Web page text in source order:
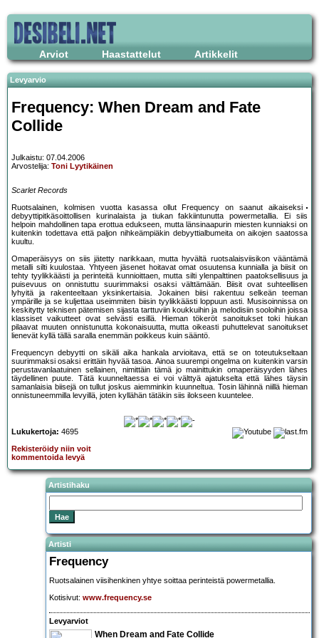
Arviot Haastattelut Artikkelit
Levyarvio
Frequency: When Dream and Fate
Collide
Julkaistu: 07.04.2006
Arvostelija: Toni Lyytikäinen
Scarlet Records
Ruotsalainen, kolmisen vuotta kasassa ollut Frequency on saanut aikaiseksi
debyyttipitkäsoittollisen kurinalaista ja tiukan fakkiintunutta powermetallia. Ei siis
helpoin mahdollinen tapa erottua edukseen, mutta länsinaapurin miesten kunniaksi on
kuitenkin todettava että paljon nihkeämpiäkin debyyttialbumeita on aikojen saatossa
kuultu.
Omaperäisyys on siis jätetty narikkaan, mutta hyvältä ruotsalaisviisikon vääntämä
metalli silti kuulostaa. Yhtyeen jäsenet hoitavat omat osuutensa kunnialla ja biisit on
tehty tyylikkäästi ja perinteitä kunnioittaen, mutta silti ylenpalttinen paatoksellisuus ja
puisevuus on onnistuttu suurimmaksi osaksi välttämään. Biisit ovat suhteellisen
lyhyitä ja rakenteeltaan yksinkertaisia. Jokainen biisi rakentuu selkeän teeman
ympärille ja se kuljettaa useimmiten biisin tyylikkäästi loppuun asti. Musisoinnissa on
keskitytty teknisen pätemisen sijasta tarttuviin koukkuihin ja melodisiin sooloihin joissa
klassiset vaikutteet ovat selvästi esillä. Hieman tökeröt sanoitukset toki hiukan
pilaavat muuten onnistunutta kokonaisuutta, mutta oikeasti puhuttelevat sanoitukset
lienevät kyllä tällä saralla enemmän poikkeus kuin sääntö.
Frequencyn debyytti on sikäli aika hankala arvioitava, että se on toteutukseltaan
suurimmaksi osaksi erittäin hyvää tasoa. Ainoa suurempi ongelma on kuitenkin varsin
perustavanlaatuinen sellainen, nimittäin tämä jo mainittukin omaperäisyyden lähes
täydellinen puute. Tätä kuunneltaessa ei voi välttyä ajatukselta että lähes täysin
samanlaisia biisejä on tullut joskus aiemminkin kuunneltua. Tosin lähinnä niillä hieman
onnistuneemmilla levyillä, joten kyllähän tätäkin siis ilokseen kuuntelee.
Lukukertoja: 4695
Rekisteröidy niin voit
kommentoida levyä
Artistihaku
Artisti
Frequency
Ruotsalainen viisihenkinen yhtye soittaa perinteistä powermetallia.
Kotisivut: www.frequency.se
Levyarviot
When Dream and Fate Collide